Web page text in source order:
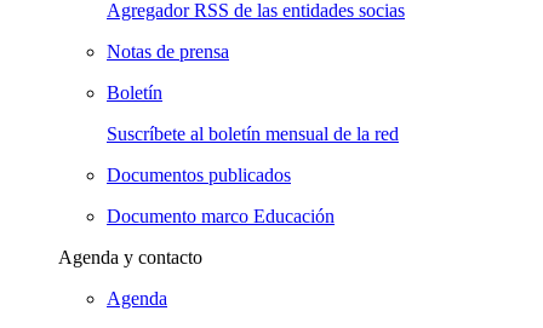
Agregador RSS de las entidades socias
Notas de prensa
Boletín
Suscríbete al boletín mensual de la red
Documentos publicados
Documento marco Educación
Agenda y contacto
Agenda